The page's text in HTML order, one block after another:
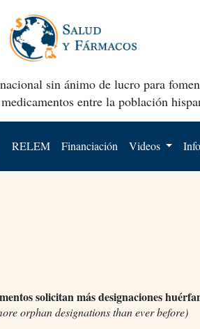
sin ánimo de lucro para
entre la población
RELEM Financiación Videos
solicitan más designaciones
orphan designations than ever before)